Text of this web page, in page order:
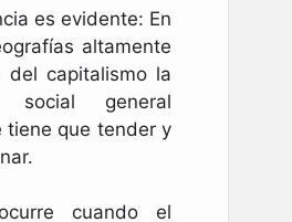
es evidente: En
altamente
del capitalismo la
social general
tiene que tender y
cuando el